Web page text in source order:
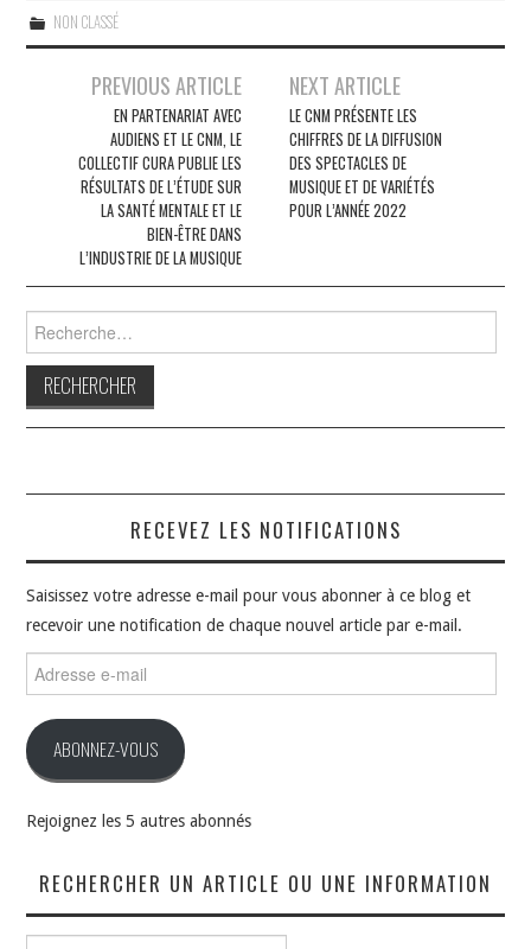
NON CLASSÉ
Navigation
articles
PREVIOUS ARTICLE
EN PARTENARIAT AVEC
AUDIENS ET LE CNM, LE
COLLECTIF CURA PUBLIE LES
RÉSULTATS DE L’ÉTUDE SUR
LA SANTÉ MENTALE ET LE
BIEN-ÊTRE DANS
L’INDUSTRIE DE LA MUSIQUE
NEXT ARTICLE
LE CNM PRÉSENTE LES
CHIFFRES DE LA DIFFUSION
DES SPECTACLES DE
MUSIQUE ET DE VARIÉTÉS
POUR L’ANNÉE 2022
RECEVEZ LES NOTIFICATIONS
Saisissez votre adresse e-mail pour vous abonner à ce blog et
recevoir une notification de chaque nouvel article par e-mail.
e-
ABONNEZ-VOUS
Rejoignez les 5 autres abonnés
RECHERCHER UN ARTICLE OU UNE INFORMATION